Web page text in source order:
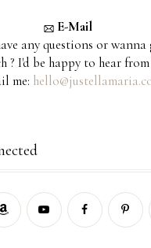
E-Mail
any questions or wanna
? I'd be happy to hear from
me: